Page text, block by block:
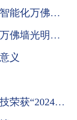
能化万佛墙
佛墙光明灯
义
荣获“2024国